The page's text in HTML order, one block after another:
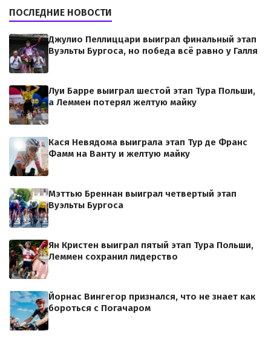
ПОСЛЕДНИЕ НОВОСТИ
Джулио Пеллиццари выиграл финальный этап
Вуэльты Бургоса, но победа всё равно у Галля
Луи Барре выиграл шестой этап Тура Польши,
а Леммен потерял желтую майку
Кася Невядома выиграла этап Тур де Франс
Фамм на Ванту и желтую майку
Мэттью Бреннан выиграл четвертый этап
Вуэльты Бургоса
Ян Кристен выиграл пятый этап Тура Польши,
Леммен сохранил лидерство
Йорнас Вингегор признался, что не знает как
бороться с Погачаром